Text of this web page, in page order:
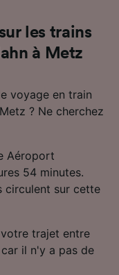
les trains
à Metz
voyage en train
? Ne cherchez
Aéroport
54 minutes.
circulent sur cette
trajet entre
il n'y a pas de
de
contenu,
de